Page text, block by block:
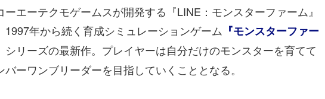
エーテクモゲームスが開発する『LINE：モンスターファーム』
1997年から続く育成シミュレーションゲーム 『モンスターファー
シリーズの最新作。プレイヤーは自分だけのモンスターを育てて
バーワンブリーダーを目指していくこととなる。